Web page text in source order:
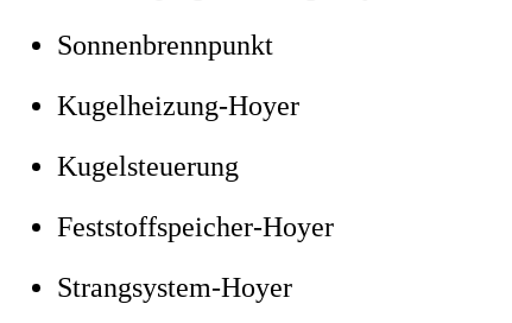
Sonnenbrennpunkt
Kugelheizung-Hoyer
Kugelsteuerung
Feststoffspeicher-Hoyer
Strangsystem-Hoyer